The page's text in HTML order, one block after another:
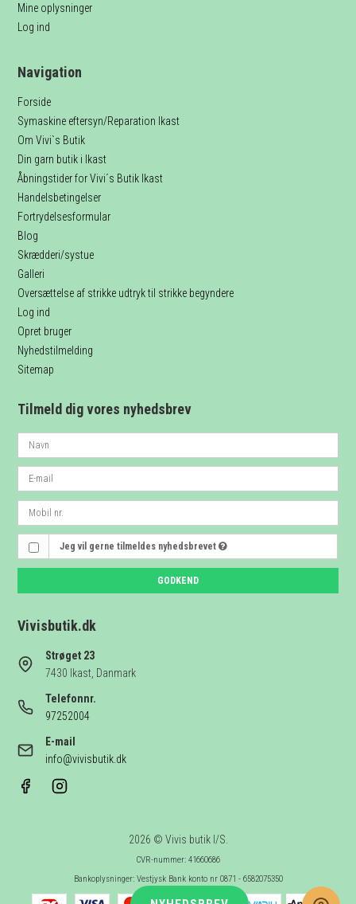
Mine oplysninger
Log ind
Navigation
Forside
Symaskine eftersyn/Reparation Ikast
Om Vivi`s Butik
Din garn butik i Ikast
Åbningstider for Vivi´s Butik Ikast
Handelsbetingelser
Fortrydelsesformular
Blog
Skrædderi/systue
Galleri
Oversættelse af strikke udtryk til strikke begyndere
Log ind
Opret bruger
Nyhedstilmelding
Sitemap
Tilmeld dig vores nyhedsbrev
Jeg vil gerne tilmeldes nyhedsbrevet
GODKEND
Vivisbutik.dk
Strøget 23
7430 Ikast, Danmark
Telefonnr.
97252004
E-mail
info@vivisbutik.dk
2026 © Vivis butik I/S.
CVR-nummer: 41660686
Bankoplysninger: Vestjysk Bank konto nr 0871 - 6582075350